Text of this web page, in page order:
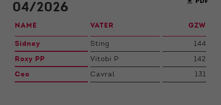
04/2026
PDF
NAME VATER GZW
Sidney Sting 144
Roxy PP Vitobi P 142
Ceo Cavral 131